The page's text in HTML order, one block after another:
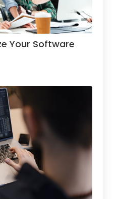
Your Software